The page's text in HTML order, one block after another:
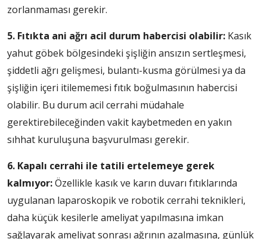
zorlanmaması gerekir.
5. Fıtıkta ani ağrı acil durum habercisi olabilir: Kasık
yahut göbek bölgesindeki şişliğin ansızın sertleşmesi,
şiddetli ağrı gelişmesi, bulantı-kusma görülmesi ya da
şişliğin içeri itilememesi fıtık boğulmasının habercisi
olabilir. Bu durum acil cerrahi müdahale
gerektirebileceğinden vakit kaybetmeden en yakın
sıhhat kuruluşuna başvurulması gerekir.
6. Kapalı cerrahi ile tatili ertelemeye gerek
kalmıyor:Özellikle kasık ve karın duvarı fıtıklarında
uygulanan laparoskopik ve robotik cerrahi teknikleri,
daha küçük kesilerle ameliyat yapılmasına imkan
sağlayarak ameliyat sonrası ağrının azalmasına, günlük